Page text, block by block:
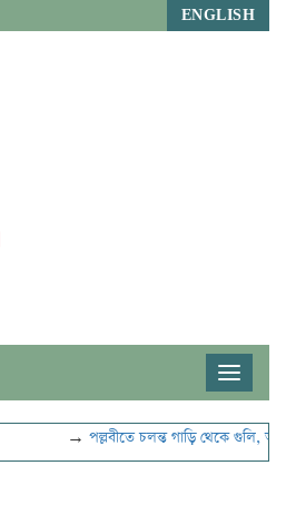
ENGLISH
Toggle
→পল্লবীতে চলন্ত গাড়ি থেকে গুলি, আহত